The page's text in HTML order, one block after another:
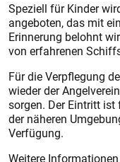
Speziell für Kinder
angeboten, das mit
Erinnerung belohnt
von erfahrenen
Für die Verpflegung
wieder der
sorgen. Der Eintritt ist
der näheren
Verfügung.
Weitere